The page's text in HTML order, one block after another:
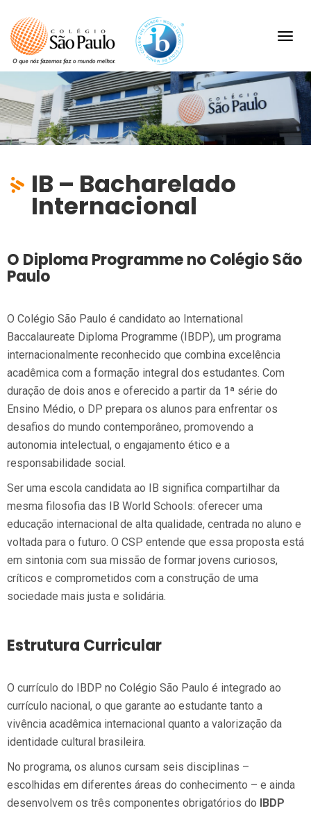
IB – Bacharelado
Internacional
O Diploma Programme no Colégio São
Paulo
O Colégio São Paulo é candidato ao International
Baccalaureate Diploma Programme (IBDP), um programa
internacionalmente reconhecido que combina excelência
acadêmica com a formação integral dos estudantes. Com
duração de dois anos e oferecido a partir da 1ª série do
Ensino Médio, o DP prepara os alunos para enfrentar os
desafios do mundo contemporâneo, promovendo a
autonomia intelectual, o engajamento ético e a
responsabilidade social.
Ser uma escola candidata ao IB significa compartilhar da
mesma filosofia das IB World Schools: oferecer uma
educação internacional de alta qualidade, centrada no aluno e
voltada para o futuro. O CSP entende que essa proposta está
em sintonia com sua missão de formar jovens curiosos,
críticos e comprometidos com a construção de uma
sociedade mais justa e solidária.
Estrutura Curricular
O currículo do IBDP no Colégio São Paulo é integrado ao
currículo nacional, o que garante ao estudante tanto a
vivência acadêmica internacional quanto a valorização da
identidade cultural brasileira.
No programa, os alunos cursam seis disciplinas –
escolhidas em diferentes áreas do conhecimento – e ainda
desenvolvem os três componentes obrigatórios do IBDP